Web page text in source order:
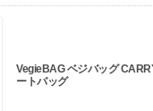
VegieBAG ベジバッグ
ートバッグ